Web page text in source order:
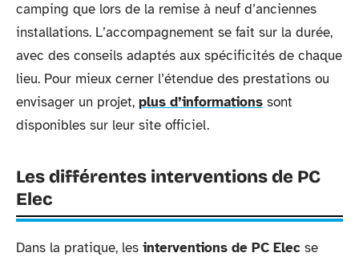
camping que lors de la remise à neuf d’anciennes
installations. L’accompagnement se fait sur la durée,
avec des conseils adaptés aux spécificités de chaque
lieu. Pour mieux cerner l’étendue des prestations ou
envisager un projet, plus d’informations sont
disponibles sur leur site officiel.
Les différentes interventions de PC
Elec
Dans la pratique, les interventions de PC Elec se